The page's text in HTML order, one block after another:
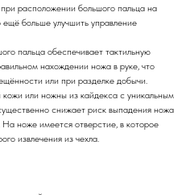
расположении большого пальца на
больше улучшить управление
пальца обеспечивает тактильную
нахождении ножа в руке, что
или при разделке добычи.
кожи или ножны из кайдекса с уникальным
снижает риск выпадения ножа
На ноже имеется отверстие, в которое
извлечения из чехла.